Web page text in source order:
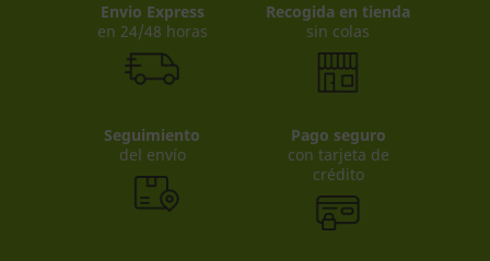
Envio Express
en 24/48 horas
Recogida en tienda
sin colas
Seguimiento
del envío
Pago seguro
con tarjeta de
crédito